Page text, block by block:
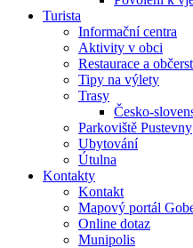
Turista
Informační centra
Aktivity v obci
Restaurace a
Tipy na výlety
Trasy
Česko-
Parkoviště Pustevny
Ubytování
Útulna
Kontakty
Kontakt
Mapový portál
Online dotaz
Munipolis